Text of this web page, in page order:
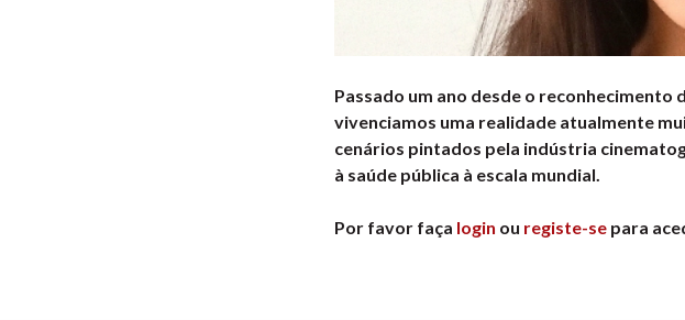
Passado um ano desde o reconhecimento
vivenciamos uma realidade atualmente
cenários pintados pela indústria
à saúde pública à escala mundial.
Por favor faça login ou registe-se para